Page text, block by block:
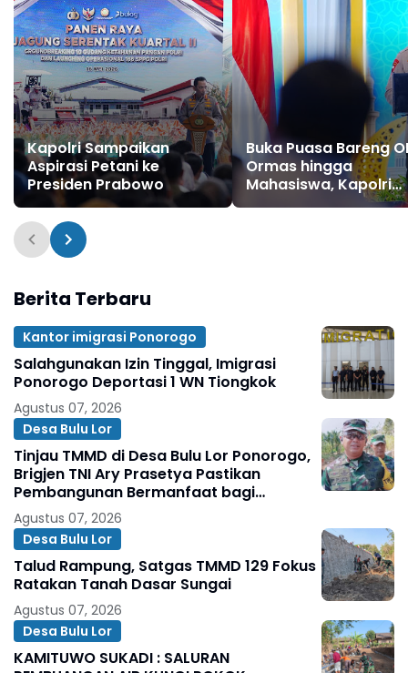
Kapolri Sampaikan
Aspirasi Petani ke
Presiden Prabowo
Buka Puasa Bareng
Ormas hingga
Mahasiswa, Kapolri
Serukan Jaga
Berita Terbaru
Kantor imigrasi Ponorogo
Salahgunakan Izin Tinggal, Imigrasi
Ponorogo Deportasi 1 WN Tiongkok
Agustus 07, 2026
Desa Bulu Lor
Tinjau TMMD di Desa Bulu Lor Ponorogo,
Brigjen TNI Ary Prasetya Pastikan
Pembangunan Bermanfaat bagi
Masyarakat
Agustus 07, 2026
Desa Bulu Lor
Talud Rampung, Satgas TMMD 129 Fokus
Ratakan Tanah Dasar Sungai
Agustus 07, 2026
Desa Bulu Lor
KAMITUWO SUKADI : SALURAN